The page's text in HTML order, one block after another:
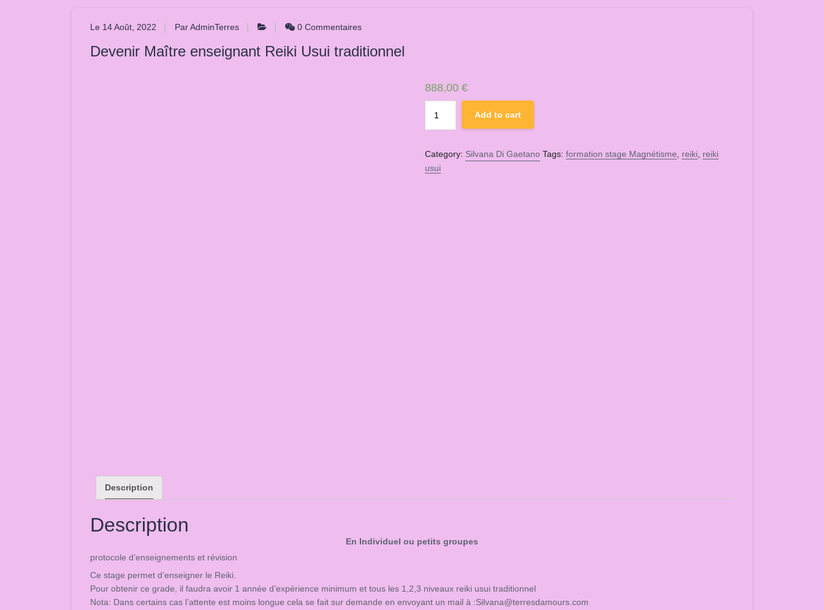
Le 14 Août, 2022 Par AdminTerres 0 Commentaires
Devenir Maître enseignant Reiki Usui traditionnel
888,00 €
Maître
traditionnel
Add to cart
Category: Silvana Di Gaetano Tags: formation stage Magnétisme reiki reiki
usui
Description
Description
En Individuel ou petits groupes
protocole d’enseignements et révision
Ce stage permet d’enseigner le Reiki.
Pour obtenir ce grade, il faudra avoir 1 année d’expérience minimum et tous les 1,2,3 niveaux reiki usui traditionnel
Nota: Dans certains cas l’attente est moins longue cela se fait sur demande en envoyant un mail à :Silvana@terresdamours.com